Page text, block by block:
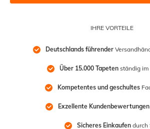
IHRE VORTEILE
Deutschlands führender
Über 15.000 Tapeten ständig im
Kompetentes und geschultes
Exzellente Kundenbewertungen
Sicheres Einkaufen durch